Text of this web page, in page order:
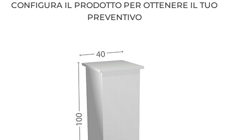
CONFIGURA IL PRODOTTO PER OTTENERE IL TUO
PREVENTIVO